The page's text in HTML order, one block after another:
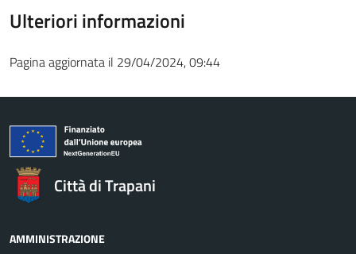
Ulteriori informazioni
Pagina aggiornata il 29/04/2024, 09:44
Città di Trapani
AMMINISTRAZIONE